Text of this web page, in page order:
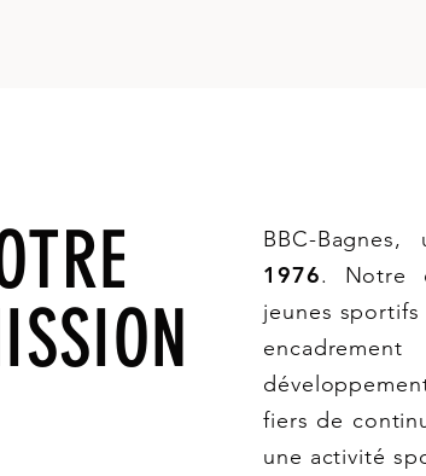
BBC-
1976. Notre
jeunes
fiers de
une activité